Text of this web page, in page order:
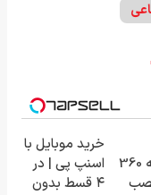
مداربسته 360
خرید موبایل با
اسنپ پی | در
۴ قسط بدون